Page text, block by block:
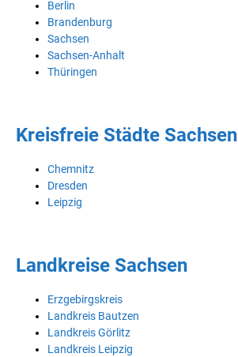
Berlin
Brandenburg
Sachsen
Sachsen-Anhalt
Thüringen
Kreisfreie Städte Sachsen
Chemnitz
Dresden
Leipzig
Landkreise Sachsen
Erzgebirgskreis
Landkreis Bautzen
Landkreis Görlitz
Landkreis Leipzig